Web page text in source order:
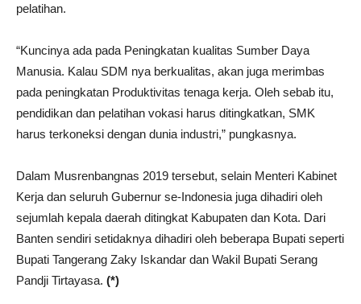
pelatihan.
“Kuncinya ada pada Peningkatan kualitas Sumber Daya
Manusia. Kalau SDM nya berkualitas, akan juga merimbas
pada peningkatan Produktivitas tenaga kerja. Oleh sebab itu,
pendidikan dan pelatihan vokasi harus ditingkatkan, SMK
harus terkoneksi dengan dunia industri,” pungkasnya.
Dalam Musrenbangnas 2019 tersebut, selain Menteri Kabinet
Kerja dan seluruh Gubernur se-Indonesia juga dihadiri oleh
sejumlah kepala daerah ditingkat Kabupaten dan Kota. Dari
Banten sendiri setidaknya dihadiri oleh beberapa Bupati seperti
Bupati Tangerang Zaky Iskandar dan Wakil Bupati Serang
Pandji Tirtayasa. (*)